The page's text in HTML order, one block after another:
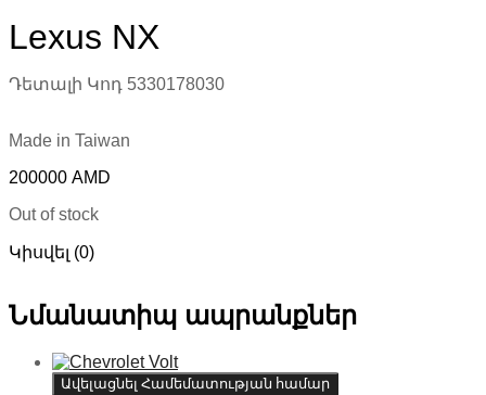
Lexus NX
Դետալի Կոդ 5330178030
Made in Taiwan
200000 AMD
Out of stock
Կիսվել (0)
Նմանատիպ ապրանքներ
Ավելացնել Համեմատության համար